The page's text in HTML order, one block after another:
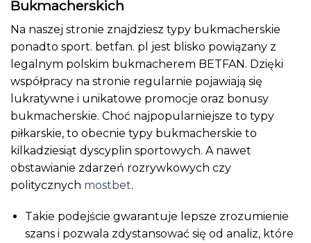
Bukmacherskich
Na naszej stronie znajdziesz typy bukmacherskie
ponadto sport. betfan. pl jest blisko powiązany z
legalnym polskim bukmacherem BETFAN. Dzięki
współpracy na stronie regularnie pojawiają się
lukratywne i unikatowe promocje oraz bonusy
bukmacherskie. Choć najpopularniejsze to typy
piłkarskie, to obecnie typy bukmacherskie to
kilkadziesiąt dyscyplin sportowych. A nawet
obstawianie zdarzeń rozrywkowych czy
politycznych mostbet.
Takie podejście gwarantuje lepsze zrozumienie
szans i pozwala zdystansować się od analiz, które